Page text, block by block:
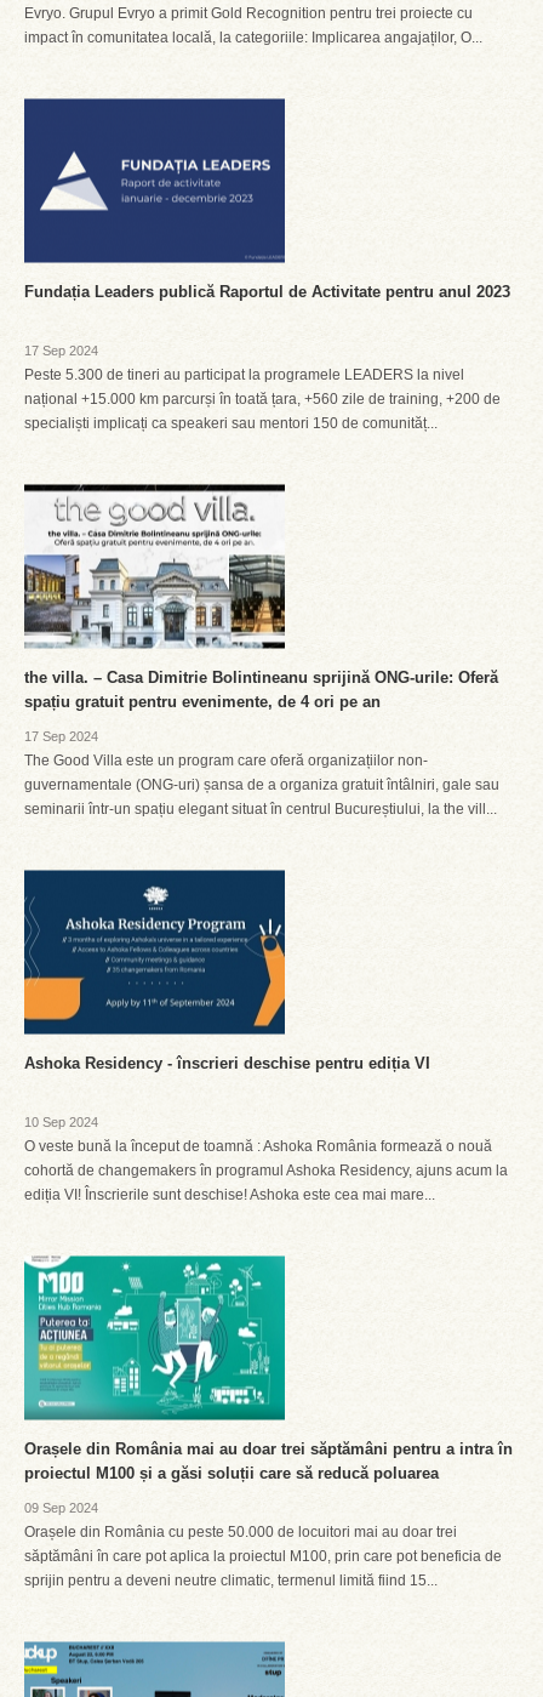
Evryo. Grupul Evryo a primit Gold Recognition pentru trei proiecte cu
impact în comunitatea locală, la categoriile: Implicarea angajaților, O...
Fundația Leaders publică Raportul de Activitate pentru anul 2023
17 Sep 2024
Peste 5.300 de tineri au participat la programele LEADERS la nivel
național +15.000 km parcurși în toată țara, +560 zile de training, +200 de
specialiști implicați ca speakeri sau mentori 150 de comunităț...
the villa. – Casa Dimitrie Bolintineanu sprijină ONG-urile: Oferă
spațiu gratuit pentru evenimente, de 4 ori pe an
17 Sep 2024
The Good Villa este un program care oferă organizațiilor non-
guvernamentale (ONG-uri) șansa de a organiza gratuit întâlniri, gale sau
seminarii într-un spațiu elegant situat în centrul Bucureștiului, la the vill...
Ashoka Residency - înscrieri deschise pentru ediția VI
10 Sep 2024
O veste bună la început de toamnă : Ashoka România formează o nouă
cohortă de changemakers în programul Ashoka Residency, ajuns acum la
ediția VI! Înscrierile sunt deschise! Ashoka este cea mai mare...
Orașele din România mai au doar trei săptămâni pentru a intra în
proiectul M100 și a găsi soluții care să reducă poluarea
09 Sep 2024
Orașele din România cu peste 50.000 de locuitori mai au doar trei
săptămâni în care pot aplica la proiectul M100, prin care pot beneficia de
sprijin pentru a deveni neutre climatic, termenul limită fiind 15...